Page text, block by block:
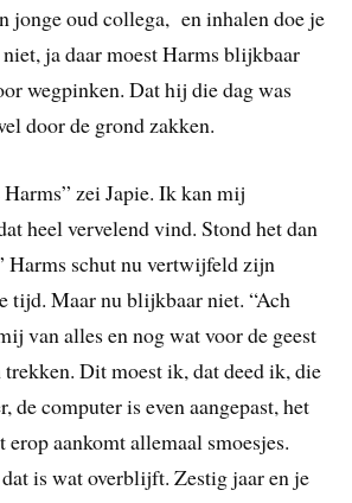
jonge oud collega, en inhalen doe je
ja daar moest Harms blijkbaar
wegpinken. Dat hij die dag was
door de grond zakken.
zei Japie. Ik kan mij
heel vervelend vind. Stond het dan
Harms schut nu vertwijfeld zijn
tijd. Maar nu blijkbaar niet. “Ach
van alles en nog wat voor de geest
Dit moest ik, dat deed ik, die
de computer is even aangepast, het
aankomt allemaal smoesjes.
is wat overblijft. Zestig jaar en je